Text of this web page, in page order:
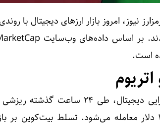
نیوز، امروز بازار ارز‌های دیجیتال با